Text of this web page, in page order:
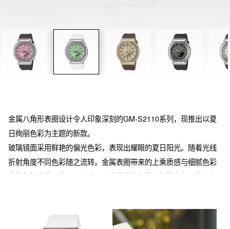
金属八角形表圈设计令人印象深刻的GM-S2110系列，现推出以夏
日绚丽色彩为主题的新款。
玻璃镜面采用鲜艳的偏光色彩，表现出耀眼的夏日阳光。随着光线
折射角度不同色彩随之流转。金属表圈带来的上乘质感与细腻色彩
变化相结合的设计，同时实现了洗练简约之美与轻快度假风情。紧
※ 表壳、表带的主要树脂部件采用生物质树脂。使用可再生有机资